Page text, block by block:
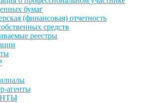
бумаг
(финансовая) отчетность
средств
реестры
агенты